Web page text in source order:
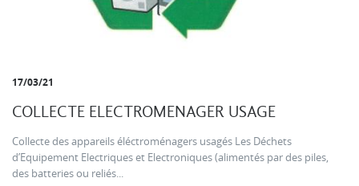
17/03/21
COLLECTE ELECTROMENAGER USAGE
Collecte des appareils éléctroménagers usagés Les Déchets
d’Equipement Electriques et Electroniques (alimentés par des piles,
des batteries ou reliés...